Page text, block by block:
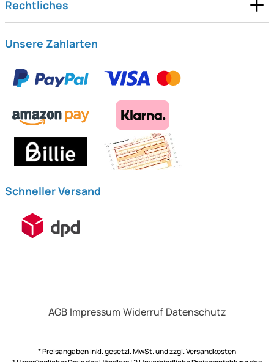
Rechtliches
Unsere Zahlarten
Schneller Versand
AGB Impressum Widerruf Datenschutz
* Preisangaben inkl. gesetzl. MwSt. und zzgl.Versandkosten